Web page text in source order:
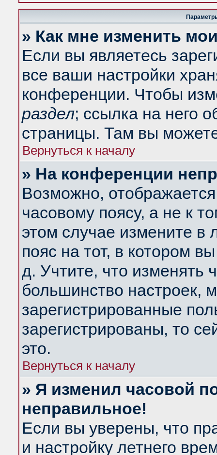
» Как мне изменить
Если вы являетесь
все ваши настройки
конференции. Чтобы
раздел; ссылка на него
страницы. Там вы
Вернуться к началу
» На конференции
Возможно,
часовому поясу, а не к
этом случае измените в
пояс на тот, в котором
д. Учтите, что изменять
большинство настроек,
зарегистрированные
зарегистрированы, то
это.
Вернуться к началу
» Я изменил часовой
неправильное!
Если вы уверены, что
и настройку летнего